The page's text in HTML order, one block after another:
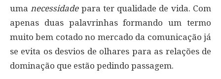
uma necessidadepara ter qualidade de vida. Com
apenas duas palavrinhas formando um termo
muito bem cotado no mercado da comunicação já
se evita os desvios de olhares para as relações de
dominação que estão pedindo passagem.